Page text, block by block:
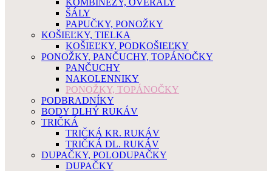
KOMBINÉZY, OVERALY
ŠÁLY
PAPUČKY, PONOŽKY
KOŠIEĽKY, TIELKA
KOŠIEĽKY, PODKOŠIEĽKY
PONOŽKY, PANČUCHY, TOPÁNOČKY
PANČUCHY
NAKOLENNIKY
PONOŽKY, TOPÁNOČKY
PODBRADNÍKY
BODY DLHÝ RUKÁV
TRIČKÁ
TRIČKÁ KR. RUKÁV
TRIČKÁ DL. RUKÁV
DUPAČKY, POLODUPAČKY
DUPAČKY